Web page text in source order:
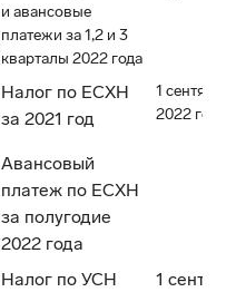
и авансовые
платежи за 1,2 и 3
кварталы 2022 года
Налог по ЕСХН
за 2021 год
Авансовый
платеж по ЕСХН
за полугодие
2022 года
1 сентября
2022 года
Налог по УСН
1